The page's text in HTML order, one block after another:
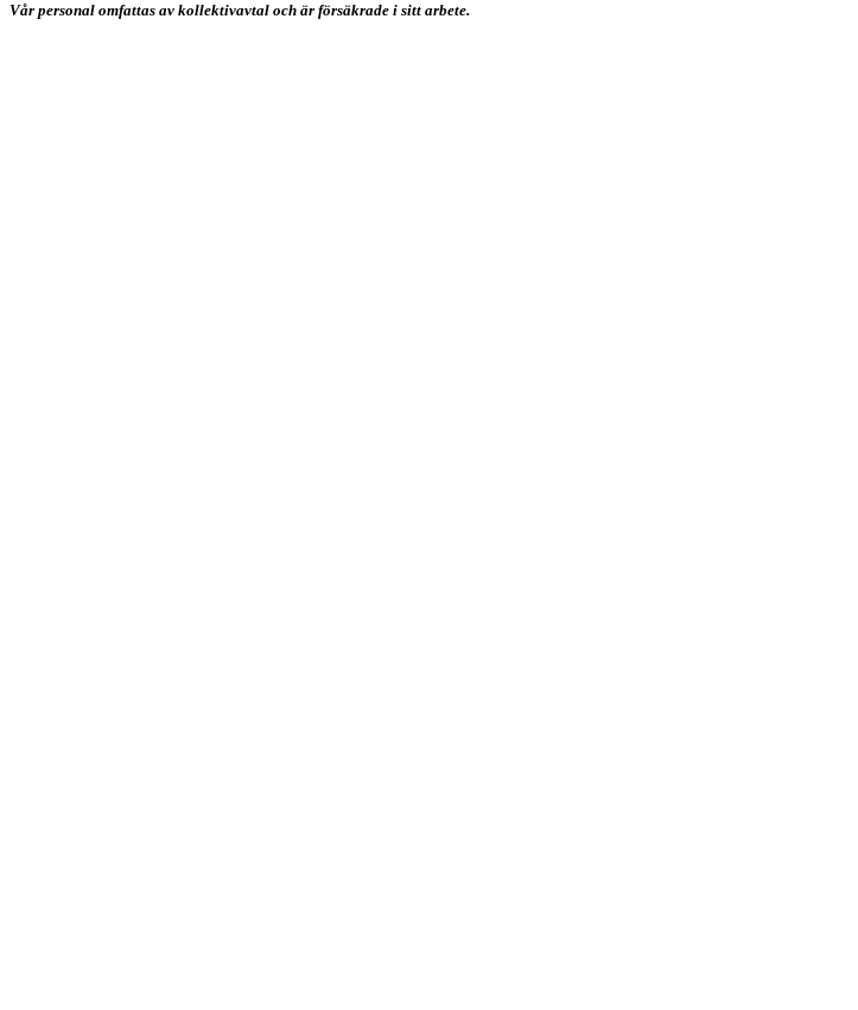
Vår personal omfattas av kollektivavtal och är försäkrade i sitt arbete.